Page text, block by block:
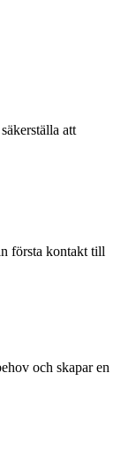
att
första kontakt till
och skapar en